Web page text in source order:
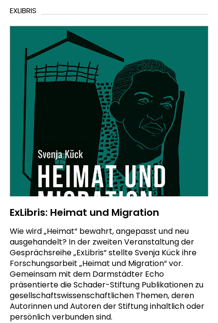
EXLIBRIS
ExLibris: Heimat und Migration
Wie wird „Heimat“ bewahrt, angepasst und neu
ausgehandelt? In der zweiten Veranstaltung der
Gesprächsreihe „ExLibris“ stellte Svenja Kück ihre
Forschungsarbeit „Heimat und Migration“ vor.
Gemeinsam mit dem Darmstädter Echo
präsentierte die Schader-Stiftung Publikationen zu
gesellschaftswissenschaftlichen Themen, deren
Autorinnen und Autoren der Stiftung inhaltlich oder
persönlich verbunden sind.